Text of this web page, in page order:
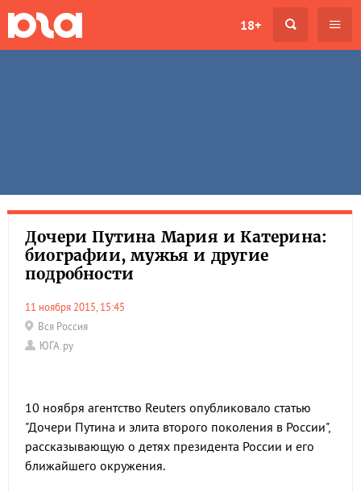
18+
Дочери Путина Мария и Катерина:
биографии, мужья и другие
подробности
11 ноября 2015, 15:45
Вся Россия
ЮГА.ру
10 ноября агентство Reuters опубликовало статью
"Дочери Путина и элита второго поколения в России",
рассказывающую о детях президента России и его
ближайшего окружения.